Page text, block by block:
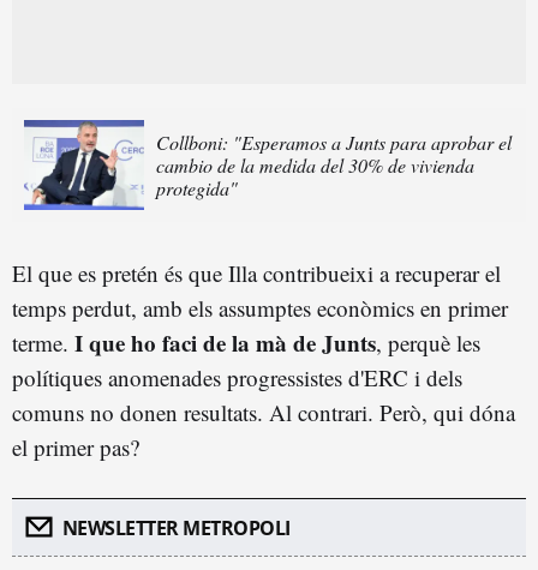
Collboni: "Esperamos a Junts para aprobar el
cambio de la medida del 30% de vivienda
protegida"
El que es pretén és que Illa contribueixi a recuperar el
temps perdut, amb els assumptes econòmics en primer
terme. I que ho faci de la mà de Junts, perquè les
polítiques anomenades progressistes d'ERC i dels
comuns no donen resultats. Al contrari. Però, qui dóna
el primer pas?
NEWSLETTER METROPOLI